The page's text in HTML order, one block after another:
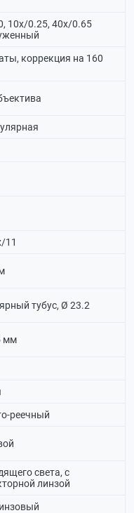
10x/0.25, 40x/0.65
коррекция на 160
11
тубус, Ø 23.2
мм
реечный
света, с
линзой